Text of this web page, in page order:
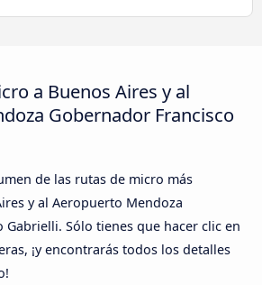
a Buenos Aires y al
Gobernador Francisco
de las rutas de micro más
y al Aeropuerto Mendoza
Gabrielli. Sólo tienes que hacer clic en
¡y encontrarás todos los detalles